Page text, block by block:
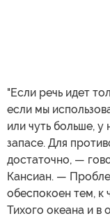
"Если речь идет
если мы
или чуть больше,
запасе. Для
достаточно, —
Кансиан. —
обеспокоен тем, к
Тихого океана и в